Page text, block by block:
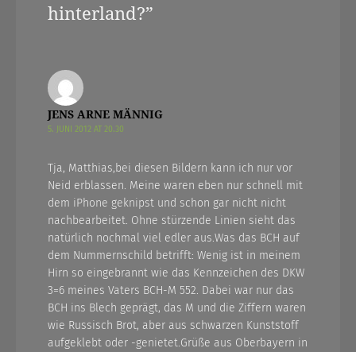
hinterland?”
JENS ARNE MÄNNIG
5. JUNI 2012 AT 20.30
Tja, Matthias,bei diesen Bildern kann ich nur vor
Neid erblassen. Meine waren eben nur schnell mit
dem iPhone geknipst und schon gar nicht nicht
nachbearbeitet. Ohne stürzende Linien sieht das
natürlich nochmal viel edler aus.Was das BCH auf
dem Nummernschild betrifft: Wenig ist in meinem
Hirn so eingebrannt wie das Kennzeichen des DKW
3=6 meines Vaters BCH-M 552. Dabei war nur das
BCH ins Blech geprägt, das M und die Ziffern waren
wie Russisch Brot, aber aus schwarzen Kunststoff
aufgeklebt oder -genietet.Grüße aus Oberbayern in